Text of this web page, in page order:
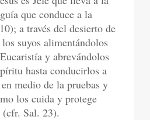
que conduce a la
a través del desierto de
suyos alimentándolos
y abrevándolos
hasta conducirlos a
medio de la pruebas y
los cuida y protege
(cfr. Sal. 23).